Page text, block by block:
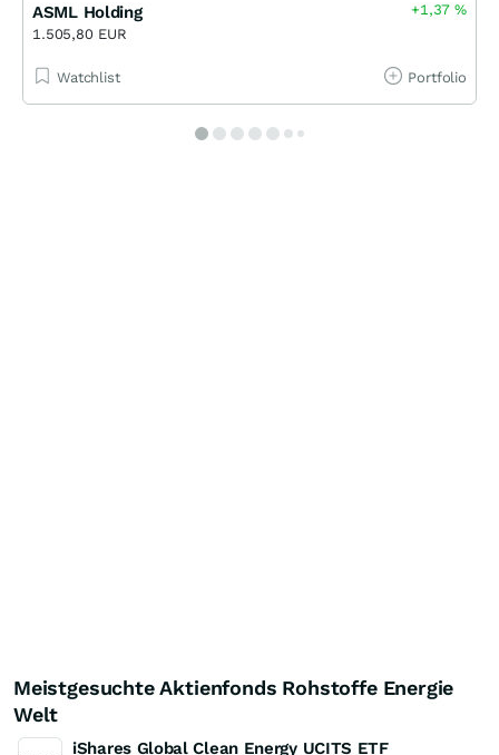
ASML Holding
1.505,80 EUR
+1,37%
Watchlist Portfolio
Meistgesuchte Aktienfonds Rohstoffe Energie
Welt
iShares Global Clean Energy UCITS ETF